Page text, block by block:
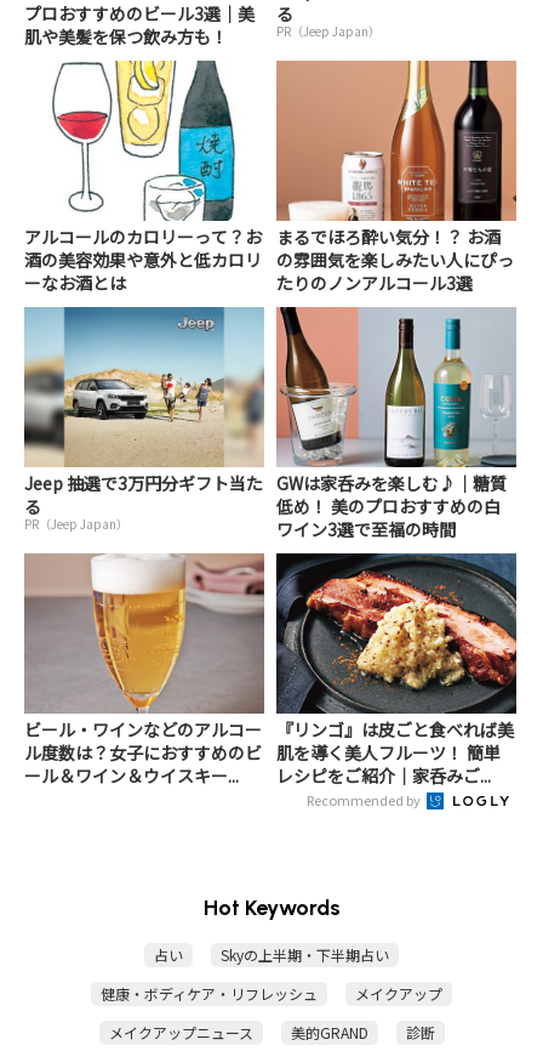
プロおすすめのビール3選｜美
肌や美髪を保つ飲み方も！
る
PR（Jeep Japan）
アルコールのカロリーって？お
酒の美容効果や意外と低カロリ
ーなお酒とは
まるでほろ酔い気分！？ お酒
の雰囲気を楽しみたい人にぴっ
たりのノンアルコール3選
Jeep 抽選で3万円分ギフト当た
る
PR（Jeep Japan）
GWは家呑みを楽しむ♪｜糖質
低め！ 美のプロおすすめの白
ワイン3選で至福の時間
ビール・ワインなどのアルコー
ル度数は？女子におすすめのビ
ール＆ワイン＆ウイスキー...
『リンゴ』は皮ごと食べれば美
肌を導く美人フルーツ！ 簡単
レシピをご紹介｜家呑みご...
Recommended by
Hot Keywords
占い
Skyの上半期・下半期占い
健康・ボディケア・リフレッシュ
メイクアップ
メイクアップニュース
美的GRAND
診断